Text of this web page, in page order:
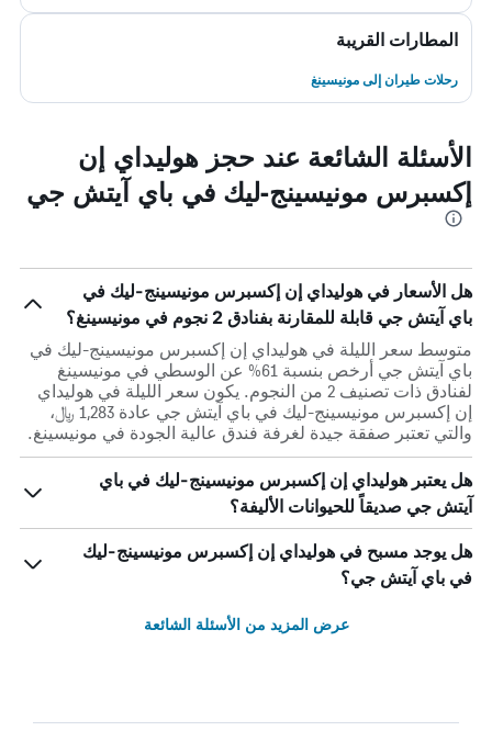
المطارات القريبة
رحلات طيران إلى مونيسينغ
الأسئلة الشائعة عند حجز هوليداي إن
إكسبرس مونيسينج-ليك في باي آيتش جي
هل الأسعار في هوليداي إن إكسبرس مونيسينج-ليك في
باي آيتش جي قابلة للمقارنة بفنادق 2 نجوم في مونيسينغ؟
متوسط سعر الليلة في هوليداي إن إكسبرس مونيسينج-ليك في
باي آيتش جي أرخص بنسبة 61% عن الوسطي في مونيسينغ
لفنادق ذات تصنيف 2 من النجوم. يكون سعر الليلة في هوليداي
إن إكسبرس مونيسينج-ليك في باي آيتش جي عادة 1,283 ﷼،
والتي تعتبر صفقة جيدة لغرفة فندق عالية الجودة في مونيسينغ.
هل يعتبر هوليداي إن إكسبرس مونيسينج-ليك في باي
آيتش جي صديقاً للحيوانات الأليفة؟
هل يوجد مسبح في هوليداي إن إكسبرس مونيسينج-ليك
في باي آيتش جي؟
عرض المزيد من الأسئلة الشائعة